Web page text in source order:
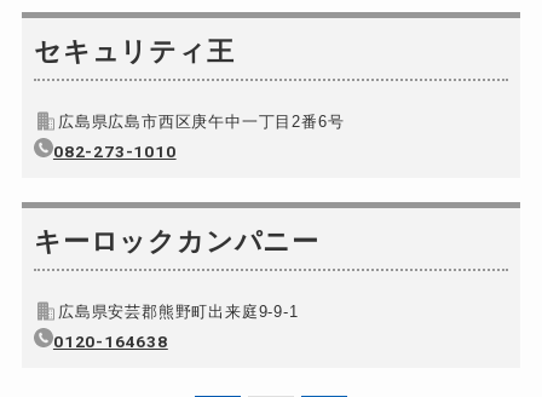
バイクカギ作成
スーツケースカギ開け
スーツケースカギ作成
金庫カギ修理
金庫カギ交換
ドアノブカギ開け
セキュリティ王
広島県広島市西区庚午中一丁目2番6号
082-273-1010
キーロックカンパニー
広島県安芸郡熊野町出来庭9-9-1
0120-164638